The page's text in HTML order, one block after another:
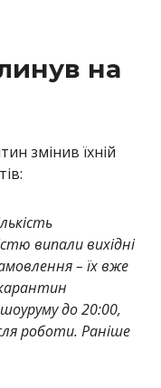
на
змінив їхній
випали вихідні
– їх вже
до 20:00,
роботи. Раніше